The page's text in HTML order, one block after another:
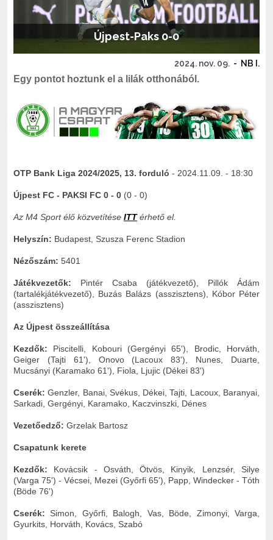
Újpest-Paks 0-0
2024. nov. 09. - NB I.
Egy pontot hoztunk el a lilák otthonából.
OTP Bank Liga 2024/2025, 13. forduló - 2024.11.09. - 18:30
Újpest FC - PAKSI FC 0 - 0 (0 - 0)
Az M4 Sport élő közvetítése ITTérhető el.
Helyszín: Budapest, Szusza Ferenc Stadion
Nézőszám: 5401
Játékvezetők: Pintér Csaba (játékvezető), Pillók Ádám
(tartalékjátékvezető), Buzás Balázs (asszisztens), Kóbor Péter
(asszisztens)
Az Újpest összeállítása
Kezdők: Piscitelli, Kobouri (Gergényi 65'), Brodic, Horváth,
Geiger (Tajti 61'), Onovo (Lacoux 83'), Nunes, Duarte,
Mucsányi (Karamako 61'), Fiola, Ljujic (Dékei 83')
Cserék:Genzler, Banai, Svékus, Dékei, Tajti, Lacoux, Baranyai,
Sarkadi, Gergényi, Karamako, Kaczvinszki, Dénes
Vezetőedző: Grzelak Bartosz
Csapatunk kerete
Kezdők: Kovácsik - Osváth, Ötvös, Kinyik, Lenzsér, Silye
(Varga 75') - Vécsei, Mezei (Győrfi 65'), Papp, Windecker - Tóth
(Böde 76')
Cserék: Simon, Győrfi, Balogh, Vas, Böde, Zimonyi, Varga,
Gyurkits, Horváth, Kovács, Szabó